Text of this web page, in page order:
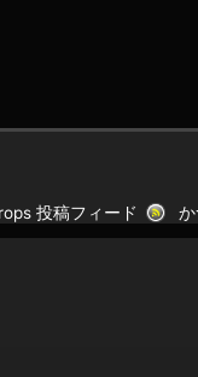
投稿フィード